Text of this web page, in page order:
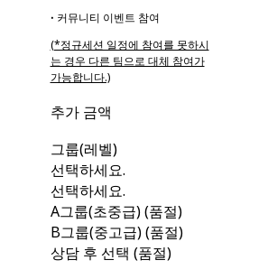
ꞏ 커뮤니티 이벤트 참여
(*정규세션 일정에 참여를 못하시
는 경우 다른 팀으로 대체 참여가
가능합니다.)
추가 금액
그룹(레벨)
선택하세요.
선택하세요.
A그룹(초중급) (품절)
B그룹(중고급) (품절)
상담 후 선택 (품절)